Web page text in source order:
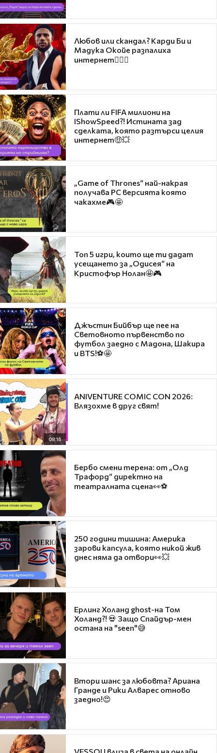
Любов или скандал? Карди Би и
Мадука Окойе разпалиха
интернет❤️‍🔥🔥
Плати ли FIFA милиони на
IShowSpeed?! Истината зад
сделката, която разтърси целия
интернет🤑💥
„Game of Thrones“ най-накрая
получава PC версията която
чакахме🎮🤩
Топ 5 игри, които ще ти дадат
усещането за „Одисея“ на
Кристофър Нолан🤩🎮
Джъстин Бийбър ще пее на
Световното първенство по
футбол заедно с Мадона, Шакира
и BTS!⚽🤩
08:16
ANIVENTURE COMIC CON 2026:
Влязохме в друг свят!
Бербо смени терена: от „Олд
Трафорд“ директно на
театралната сцена👀⚽
250 години тишина: Америка
зарови капсула, която никой жив
днес няма да отвори👀💥
Ерлинг Холанд ghost-на Том
Холанд?! 💀 Защо Спайдър-мен
остана на "seen"😅
Втори шанс за любовта? Ариана
Гранде и Рики Алварес отново
заедно!😍